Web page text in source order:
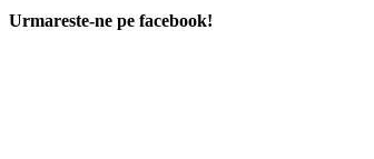
Urmareste-ne pe facebook!